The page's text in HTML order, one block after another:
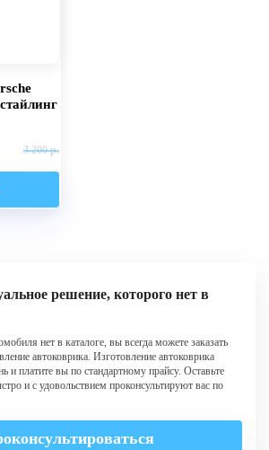
3 200 р.
решение, которого нет в
нет в каталоге, вы всегда можете заказать
автоковрика. Изготовление автоковрика
и платите вы по стандартному прайсу. Оставьте
и с удовольствием проконсультируют вас по